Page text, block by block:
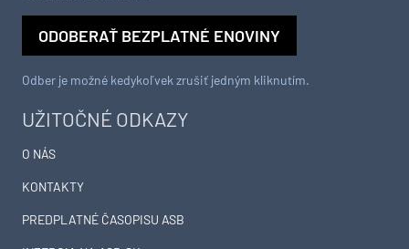
UŽITOČNÉ ODKAZY
O NÁS
KONTAKTY
PREDPLATNÉ ČASOPISU ASB
ODOBERAŤ BEZPLATNÉ ENOVINY
Odber je možné kedykoľvek zrušiť jedným kliknutím.